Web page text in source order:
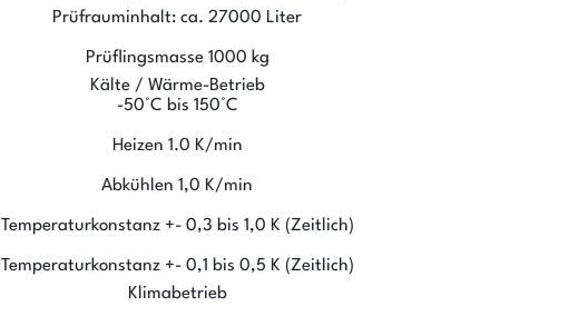
Prüfrauminhalt: ca. 27000 Liter
Prüflingsmasse 1000 kg
Kälte / Wärme-Betrieb
-50°C bis 150°C
Heizen 1.0 K/min
Abkühlen 1,0 K/min
Temperaturkonstanz +- 0,3 bis 1,0 K (Zeitlich)
Temperaturkonstanz +- 0,1 bis 0,5 K (Zeitlich)
Klimabetrieb